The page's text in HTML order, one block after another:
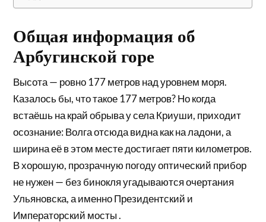
Общая информация об
Арбугинской горе
Высота — ровно 177 метров над уровнем моря.
Казалось бы, что такое 177 метров? Но когда
встаёшь на край обрыва у села Криуши, приходит
осознание: Волга отсюда видна как на ладони, а
ширина её в этом месте достигает пяти километров.
В хорошую, прозрачную погоду оптический прибор
не нужен — без бинокля угадываются очертания
Ульяновска, а именно Президентский и
Императорский мосты .